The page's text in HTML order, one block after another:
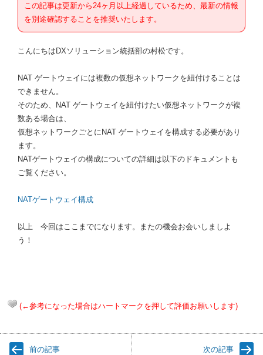
この記事は更新から24ヶ月以上経過しているため、最新の情報
を別途確認することを推奨いたします。
こんにちはDXソリューション統括部の村松です。
NAT ゲートウェイには複数の仮想ネットワークを紐付けることは
できません。
そのため、NAT ゲートウェイを紐付けたい仮想ネットワークが複
数ある場合は、
仮想ネットワークごとにNAT ゲートウェイを構成する必要があり
ます。
NATゲートウェイの構成についての詳細は以下のドキュメントも
ご覧ください。
NATゲートウェイ構成
以上 今回はここまでになります。またの機会お会いしましよ
う！
(←参考になった場合はハートマークを押して評価お願いします)
前の記事 次の記事